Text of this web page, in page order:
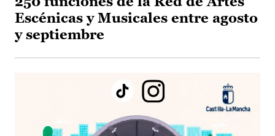
Escénicas y Musicales entre agosto
y septiembre